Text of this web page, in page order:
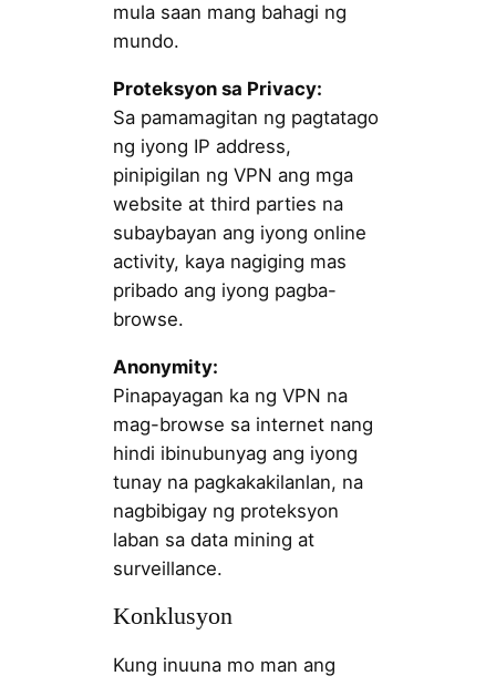
mula saan mang bahagi ng
mundo.
Proteksyon sa Privacy:
Sa pamamagitan ng pagtatago
ng iyong IP address,
pinipigilan ng VPN ang mga
website at third parties na
subaybayan ang iyong online
activity, kaya nagiging mas
pribado ang iyong pagba-
browse.
Anonymity:
Pinapayagan ka ng VPN na
mag-browse sa internet nang
hindi ibinubunyag ang iyong
tunay na pagkakakilanlan, na
nagbibigay ng proteksyon
laban sa data mining at
surveillance.
Konklusyon
Kung inuuna mo man ang